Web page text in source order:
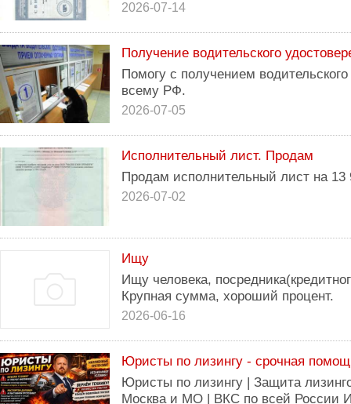
2026-07-14
Получение водительского
Помогу с получением
всему РФ.
2026-07-05
Исполнительный лист. Продам
Продам исполнительный лист на 13
2026-07-02
Ищу
Ищу человека,
Крупная сумма, хороший процент.
2026-06-16
Юристы по лизингу - срочная
Юристы по лизингу | Защита
Москва и МО | ВКС по всей России